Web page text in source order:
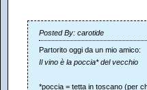
Posted By: carotide
Partorito oggi da un mio amico:
Il vino è la poccia* del vecchio
*poccia = tetta in toscano (per